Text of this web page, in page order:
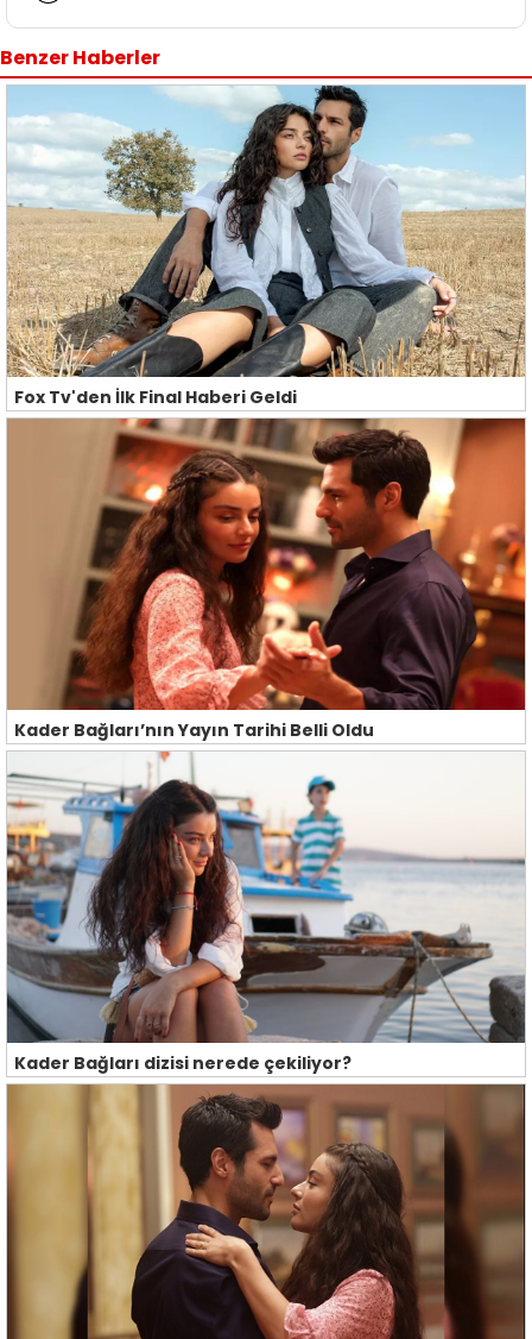
Benzer Haberler
Fox Tv'den İlk Final Haberi Geldi
Kader Bağları’nın Yayın Tarihi Belli Oldu
Kader Bağları dizisi nerede çekiliyor?